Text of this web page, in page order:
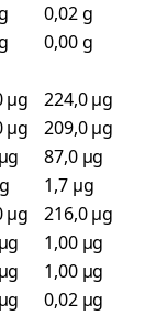
0,02 g
0,00 g
µg
224,0 µg
µg
209,0 µg
87,0 µg
1,7 µg
µg
216,0 µg
1,00 µg
1,00 µg
0,02 µg